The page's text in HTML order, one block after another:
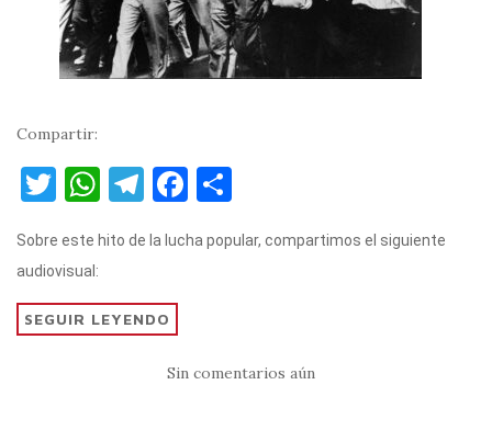
Compartir:
T
it
te
r
W
at
A
T
e
a
m
F
c
o
o
m
ti
r
Sobre este hito de la lucha popular, compartimos el siguiente
audiovisual:
SEGUIR LEYENDO
Sin comentarios aún